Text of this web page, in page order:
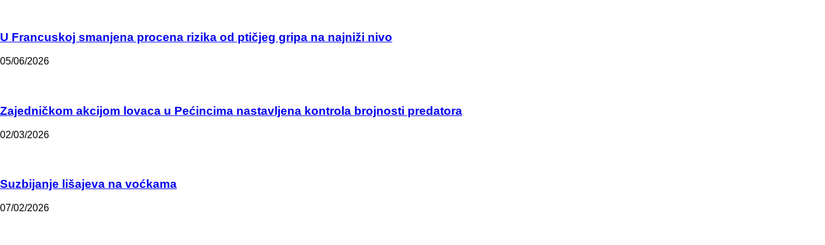
U Francuskoj smanjena procena rizika od ptičjeg gripa na najniži nivo
05/06/2026
Zajedničkom akcijom lovaca u Pećincima nastavljena kontrola brojnosti predatora
02/03/2026
Suzbijanje lišajeva na voćkama
07/02/2026